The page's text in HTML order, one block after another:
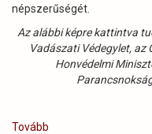
népszerűségét.
Az alábbi képre kattintva
Vadászati Védegylet, az
Honvédelmi
Tovább